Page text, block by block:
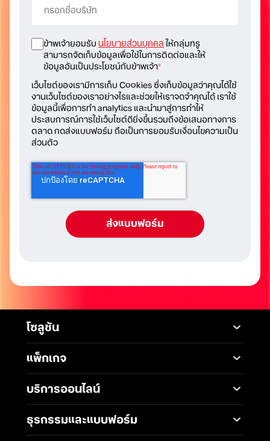
ข้าพเจ้ายอมรับนโยบายส่วนบุคคลให้กลุ่มทรู
สามารถจัดเก็บข้อมูลเพื่อใช้ในการติดต่อและให้
ข้อมูลอันเป็นประโยชน์กับข้าพเจ้า*
เว็บไซต์ของเรามีการเก็บ Cookies ซึ่งเก็บข้อมูลว่าคุณได้ใช้
งานเว็บไซต์ของเราอย่างไรและช่วยให้เราจดจำคุณได้ เราใช้
ข้อมูลนี้เพื่อการทำ analytics และนำมาสู่การทำให้
ประสบการณ์การใช้เว็บไซต์ดียิ่งขึ้นรวมถึงข้อเสนอทางการ
ตลาด กดส่งแบบฟอร์ม ถือเป็นการยอมรับเงื่อนไขความเป็น
ส่วนตัว
โซลูชัน
Mobile
5G Infrastructure
Broadband Internet
Business Network
Solutions
แพ็กเกจ
แพ็กเกจมือถือ
โซลูชันสำหรับ SME
บริการออนไลน์
ธุรกรรมและแบบฟอร์ม